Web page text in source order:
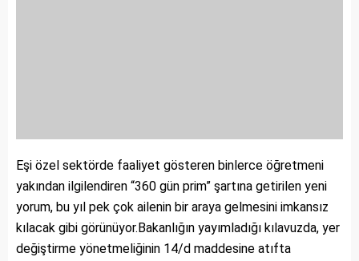
Eşi özel sektörde faaliyet gösteren binlerce öğretmeni
yakından ilgilendiren “360 gün prim” şartına getirilen yeni
yorum, bu yıl pek çok ailenin bir araya gelmesini imkansız
kılacak gibi görünüyor.Bakanlığın yayımladığı kılavuzda, yer
değiştirme yönetmeliğinin 14/d maddesine atıfta